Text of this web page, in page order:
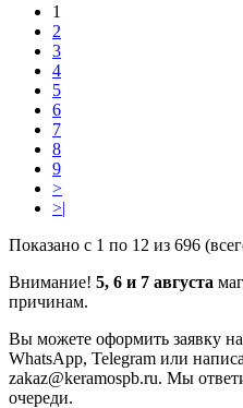
1
2
3
4
5
6
7
8
9
>
>|
Показано с 1 по 12 из 696
Внимание! 5, 6 и 7 августа
причинам.
Вы можете оформить заявку
WhatsApp, Telegram или
zakaz@keramospb.ru. Мы
очереди.